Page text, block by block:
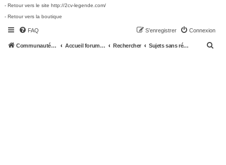
- Retour vers le site http://2cv-legende.com/
- Retour vers la boutique
FAQ Connexion
S’enregistrer
Communauté 2cv-legende.com Accueil forum 2cv-legende.com Rechercher Sujets sans réponse